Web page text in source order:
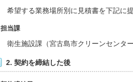
希望する業務場所別に見積書を下記に
担当課
衛生施設課（宮古島市クリーンセンター
2. 契約を締結した後